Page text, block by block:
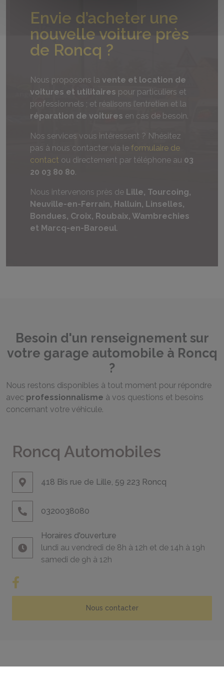
Envie d’acheter une
nouvelle voiture près
de Roncq ?
Nous proposons la vente et location de
voitures et utilitaires pour particuliers et
professionnels ; et réalisons l’entretien et la
réparation de voitures en cas de besoin.
Nos services vous intéressent ? N’hésitez
pas à nous contacter via le formulaire de
contact ou directement par téléphone au 03
20 03 80 80.
Nous intervenons près de Lille, Tourcoing,
Neuville-en-Ferrain, Halluin, Linselles,
Bondues, Croix, Roubaix, Wambrechies
et Marcq-en-Baroeul.
Besoin d'un renseignement sur
votre garage automobile à Roncq
?
Nous restons disponibles à tout moment pour répondre
avec professionnalisme à vos questions et besoins
concernant votre véhicule.
Roncq Automobiles
418 Bis rue de Lille, 59 223 Roncq
0320038080
Horaires d'ouverture
lundi au vendredi de 8h à 12h et de 14h à 19h
samedi de 9h à 12h
Nous contacter